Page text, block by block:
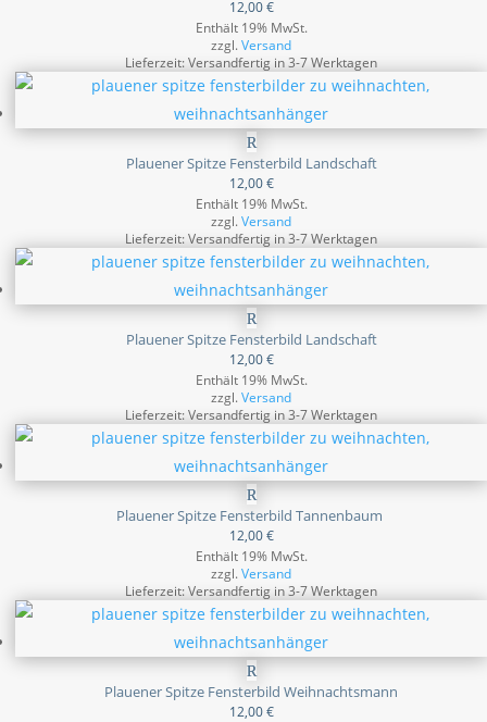
12,00€
Enthält 19% MwSt.
zzgl.Versand
Lieferzeit: Versandfertig in 3-7 Werktagen
Plauener Spitze Fensterbild Landschaft
12,00€
Enthält 19% MwSt.
zzgl.Versand
Lieferzeit: Versandfertig in 3-7 Werktagen
Plauener Spitze Fensterbild Landschaft
12,00€
Enthält 19% MwSt.
zzgl.Versand
Lieferzeit: Versandfertig in 3-7 Werktagen
Plauener Spitze Fensterbild Tannenbaum
12,00€
Enthält 19% MwSt.
zzgl.Versand
Lieferzeit: Versandfertig in 3-7 Werktagen
Plauener Spitze Fensterbild Weihnachtsmann
12,00€